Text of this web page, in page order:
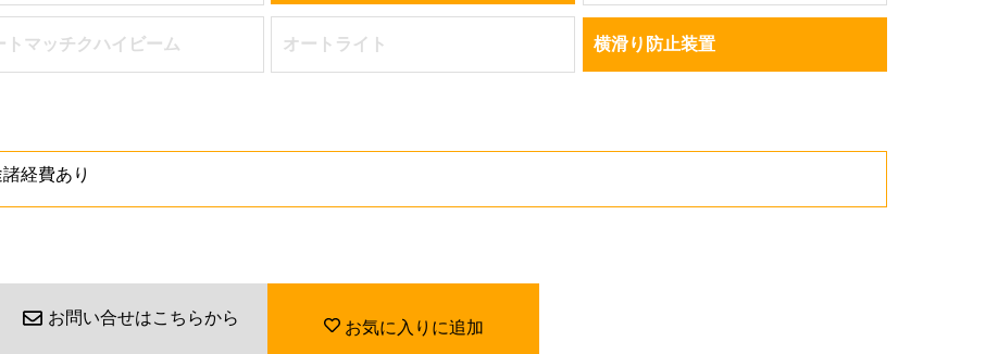
トマッチクハイビーム オートライト 横滑り防止装置
経費あり
お問い合せはこちらから お気に入りに追加